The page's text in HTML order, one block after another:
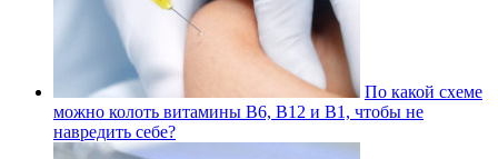
По какой схеме
можно колоть витамины В6, В12 и В1, чтобы не
навредить себе?